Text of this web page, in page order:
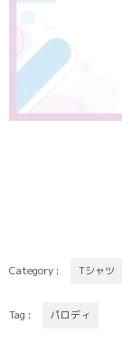
Category : Tシャツ
Tag : パロディ